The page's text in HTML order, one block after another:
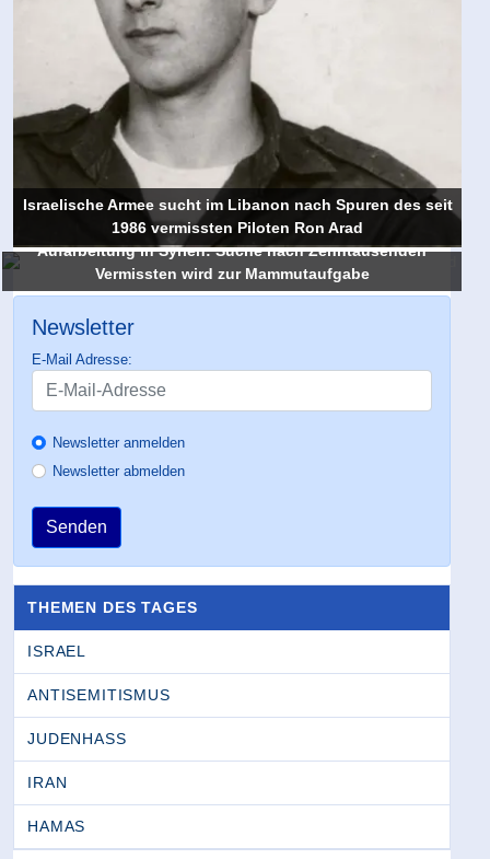
Israelische Armee sucht im Libanon nach Spuren des seit
1986 vermissten Piloten Ron Arad
Aufarbeitung in Syrien: Suche nach Zehntausenden
Vermissten wird zur Mammutaufgabe
Newsletter
E-Mail Adresse:
Newsletter anmelden
Newsletter abmelden
Senden
THEMEN DES TAGES
ISRAEL
ANTISEMITISMUS
JUDENHASS
IRAN
HAMAS